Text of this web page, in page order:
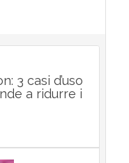
3 casi d’uso
a ridurre i